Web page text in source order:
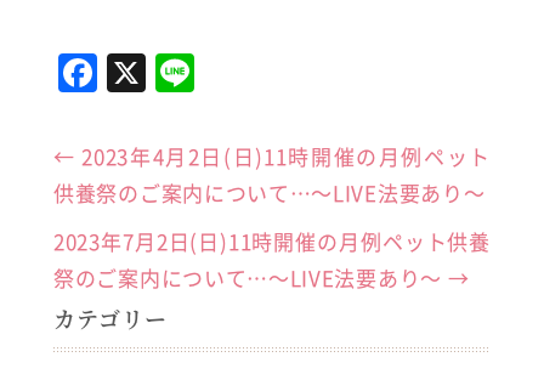
F
a
c
e
b
o
o
k
X
e
← 2023年4月2日(日)11時開催の月例ペット
供養祭のご案内について…～LIVE法要あり～
2023年7月2日(日)11時開催の月例ペット供養
祭のご案内について…～LIVE法要あり～ →
カテゴリー